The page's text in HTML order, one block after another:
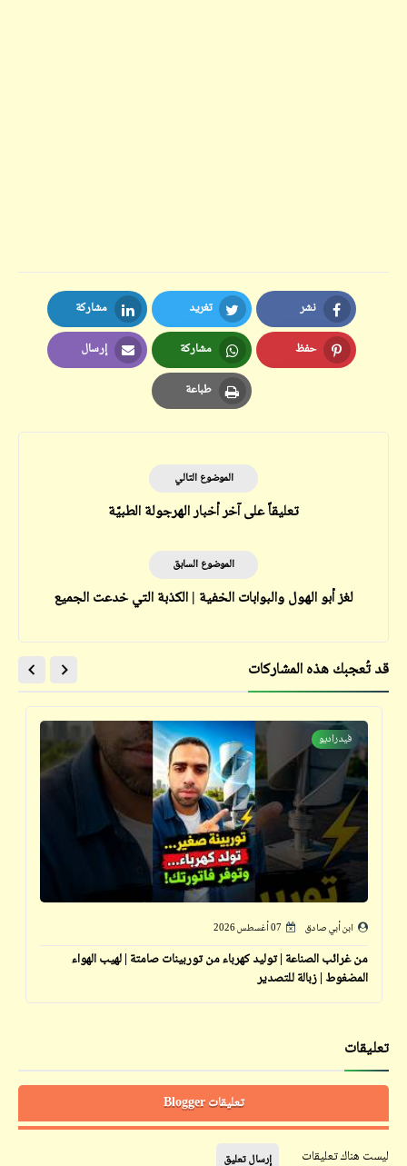
نشر
Facebook
تغريد
Twitter
مشاركة
LinkedIn
حفظ
Pinterest
مشاركة
Whatsapp
إرسال
Email
طباعة
Print
الموضوع التالي
تعليقاً على آخر أخبار الهرجولة الطبيّة
الموضوع السابق
لغز أبو الهول والبوابات الخفية | الكذبة التي خدعت الجميع
قد تُعجبك هذه المشاركات
فيدراديو
ابن أبي صادق 07 أغسطس 2026
من غرائب الصناعة | توليد كهرباء من توربينات صامتة | لهيب الهواء
المضغوط | زبالة للتصدير
تعليقات
تعليقات Blogger
ليست هناك تعليقات إرسال تعليق